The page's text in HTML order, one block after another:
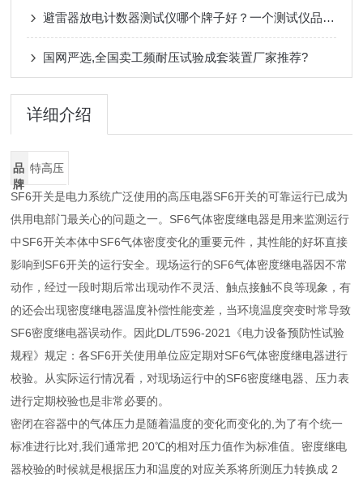
避雷器放电计数器测试仪哪个牌子好？一个测试仪品牌的校验之道
国网严选,全国卖工频耐压试验成套装置厂家推荐?
详细介绍
品
牌
特高压
SF6开关是电力系统广泛使用的高压电器SF6开关的可靠运行已成为
供用电部门最关心的问题之一。SF6气体密度继电器是用来监测运行
中SF6开关本体中SF6气体密度变化的重要元件，其性能的好坏直接
影响到SF6开关的运行安全。现场运行的SF6气体密度继电器因不常
动作，经过一段时期后常出现动作不灵活、触点接触不良等现象，有
的还会出现密度继电器温度补偿性能变差，当环境温度突变时常导致
SF6密度继电器误动作。因此DL/T596-2021《电力设备预防性试验
规程》规定：各SF6开关使用单位应定期对SF6气体密度继电器进行
校验。从实际运行情况看，对现场运行中的SF6密度继电器、压力表
进行定期校验也是非常必要的。
密闭在容器中的气体压力是随着温度的变化而变化的,为了有个统一
标准进行比对,我们通常把 20℃的相对压力值作为标准值。密度继电
器校验的时候就是根据压力和温度的对应关系将所测压力转换成 2